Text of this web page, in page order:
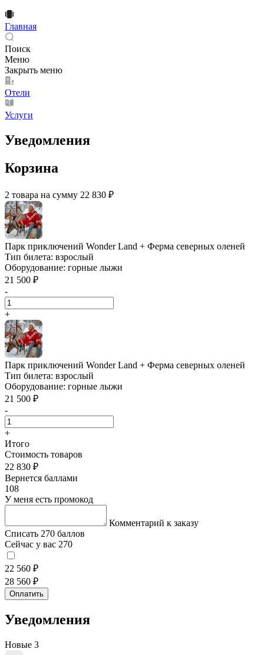
Главная
Поиск
Меню
Закрыть меню
Отели
Услуги
Уведомления
Корзина
2 товара на сумму 22 830 ₽
Парк приключений Wonder Land + Ферма северных оленей
Тип билета: взрослый
Оборудование: горные лыжи
21 500 ₽
-
+
Парк приключений Wonder Land + Ферма северных оленей
Тип билета: взрослый
Оборудование: горные лыжи
21 500 ₽
-
+
Итого
Стоимость товаров
22 830 ₽
Вернется баллами
108
У меня есть промокод
Комментарий к заказу
Списать 270 баллов
Сейчас у вас 270
22 560 ₽
28 560 ₽
Оплатить
Уведомления
Новые 3